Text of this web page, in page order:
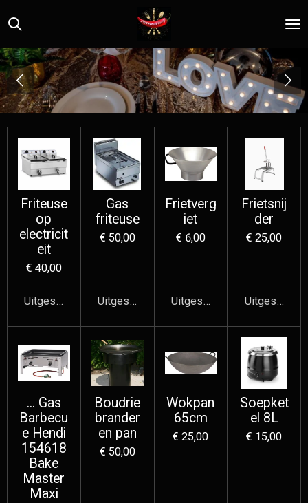
Ga
direct
naar
de
hoofdinhoud
Friteuse
op
electricit
eit
€ 40,00
Uitgeschakeld
Gas
friteuse
€ 50,00
Uitgeschakeld
Frietverg
iet
€ 6,00
Uitgeschakeld
Frietsnij
der
€ 25,00
... Gas
Barbecu
e Hendi
154618
Bake
Master
Maxi
Boudrie
brander
en pan
€ 50,00
Wokpan
65cm
€ 25,00
Soepket
el 8L
€ 15,00